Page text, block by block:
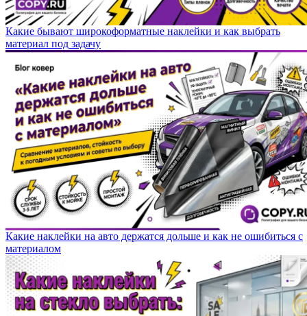
Какие бывают широкоформатные наклейки и как выбрать
материал под задачу
Какие наклейки на авто держатся дольше и как не ошибиться с
материалом